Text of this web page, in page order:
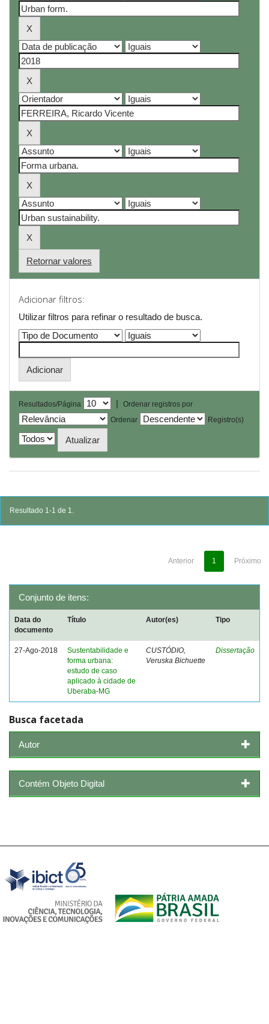
Retornar valores
Adicionar filtros:
Utilizar filtros para refinar o resultado de busca.
Resultados/Página |
Ordenar registros por
Ordenar
Registro(s)
Resultado 1-1 de 1.
Anterior 1 Próximo
Conjunto de itens:
Data do
documento
Título Autor(es) Tipo
27-Ago-2018
Sustentabilidade e
forma urbana:
estudo de caso
aplicado à cidade de
Uberaba-MG
CUSTÓDIO,
Veruska Bichuette
Dissertação
Busca facetada
Autor
Contém Objeto Digital